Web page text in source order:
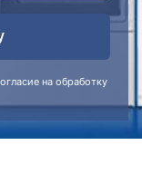
на обработку